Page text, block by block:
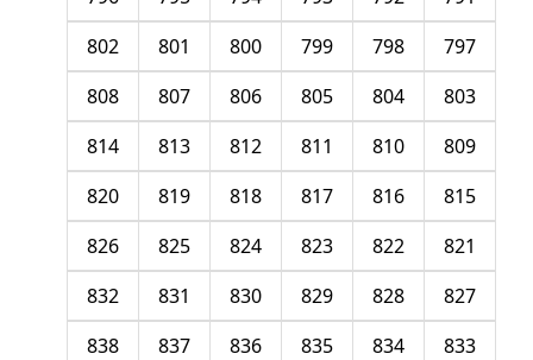
797
798
799
800
801
802
803
804
805
806
807
808
809
810
811
812
813
814
815
816
817
818
819
820
821
822
823
824
825
826
827
828
829
830
831
832
833
834
835
836
837
838